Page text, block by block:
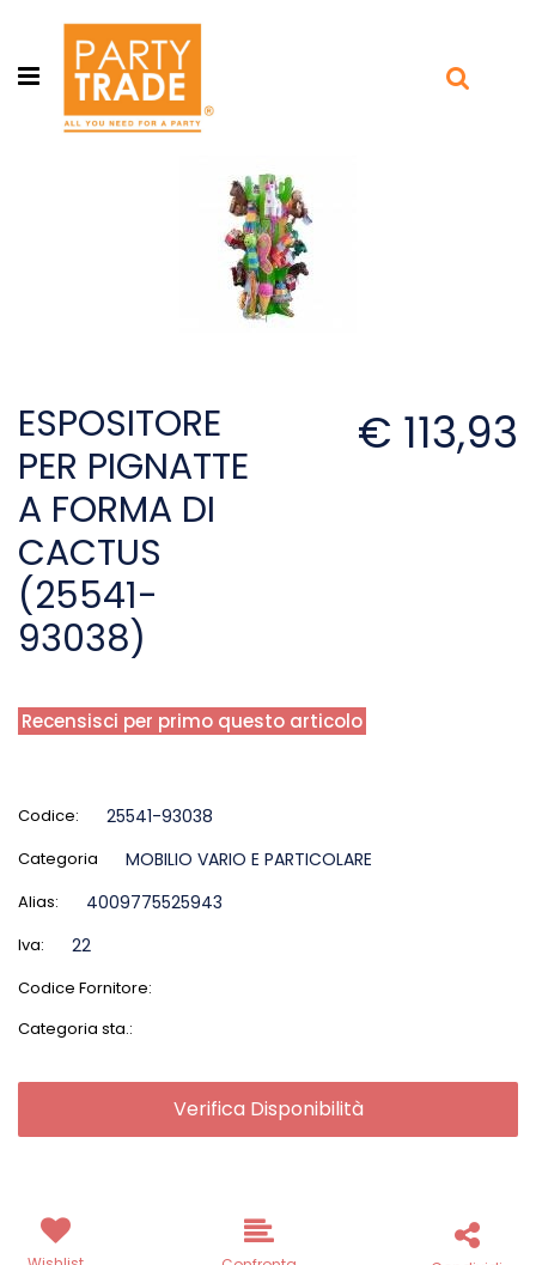
Open menu
ESPOSITORE
PER PIGNATTE
A FORMA DI
CACTUS
(25541-
93038)
€ 113,93
Recensisci per primo questo articolo
Codice: 25541-93038
Categoria MOBILIO VARIO E PARTICOLARE
Alias: 4009775525943
Iva: 22
Codice Fornitore:
Categoria sta.:
Verifica Disponibilità